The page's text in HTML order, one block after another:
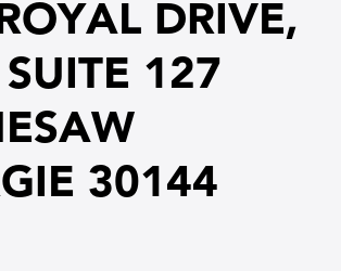
DRIVE,
127
30144